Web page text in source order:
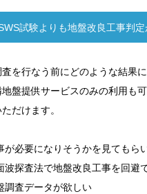
試験よりも地盤改良工事判
を行なう前にどのような結果
盤提供サービスのみの利用も
だけます。
必要になりそうかを見てもら
探査法で地盤改良工事を回避
調査データが欲しい